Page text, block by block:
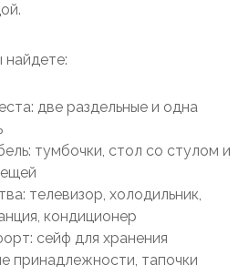
две раздельные и одна
тумбочки, стол со стулом и
телевизор, холодильник,
кондиционер
сейф для хранения
принадлежности, тапочки